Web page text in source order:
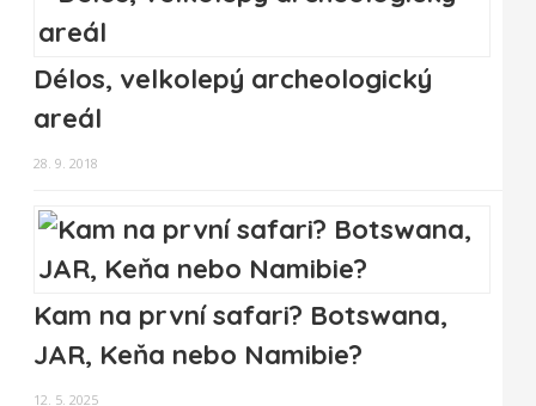
Délos, velkolepý archeologický
areál
28. 9. 2018
Kam na první safari? Botswana,
JAR, Keňa nebo Namibie?
12. 5. 2025